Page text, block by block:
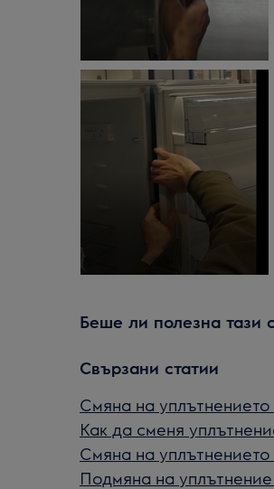
Беше ли полезна тази
Свързани статии
Смяна на
Как да сменя
Смяна на
Подмяна на